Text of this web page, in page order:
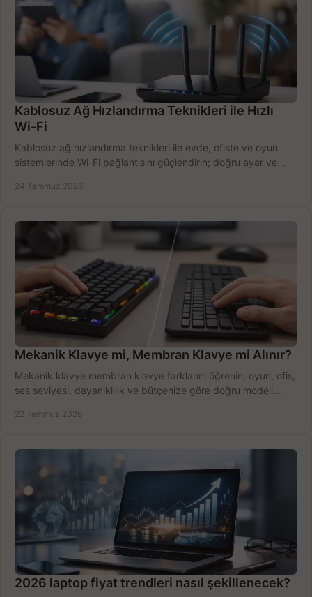
Kablosuz Ağ Hızlandırma Teknikleri ile Hızlı
Wi-Fi
Kablosuz ağ hızlandırma teknikleri ile evde, ofiste ve oyun
sistemlerinde Wi-Fi bağlantısını güçlendirin; doğru ayar ve
24 Temmuz 2026
Mekanik Klavye mi, Membran Klavye mi Alınır?
Mekanik klavye membran klavye farklarını öğrenin; oyun, ofis,
ses seviyesi, dayanıklılık ve bütçenize göre doğru modeli
22 Temmuz 2026
2026 laptop fiyat trendleri nasıl şekillenecek?